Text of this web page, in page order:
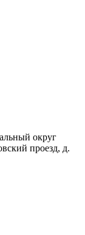
округ
проезд, д.